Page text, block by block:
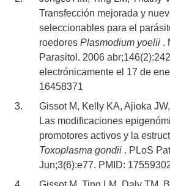
Transfección mejorada y
seleccionables para el
roedores Plasmodium yoelii .
Parasitol. 2006
electrónicamente el 17 de
16458371
Gissot M, Kelly KA, Ajioka
Las modificaciones
promotores activos y la
Toxoplasma gondii . PLoS
Jun;3(6):e77. PMID: